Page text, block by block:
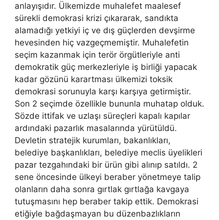
anlayışıdır. Ülkemizde muhalefet maalesef
sürekli demokrasi krizi çıkararak, sandıkta
alamadığı yetkiyi iç ve dış güçlerden devşirme
hevesinden hiç vazgeçmemiştir. Muhalefetin
seçim kazanmak için terör örgütleriyle anti
demokratik güç merkezleriyle iş birliği yapacak
kadar gözünü karartması ülkemizi toksik
demokrasi sorunuyla karşı karşıya getirmiştir.
Son 2 seçimde özellikle bununla muhatap olduk.
Sözde ittifak ve uzlaşı süreçleri kapalı kapılar
ardındaki pazarlık masalarında yürütüldü.
Devletin stratejik kurumları, bakanlıkları,
belediye başkanlıkları, belediye meclis üyelikleri
pazar tezgahındaki bir ürün gibi alınıp satıldı. 2
sene öncesinde ülkeyi beraber yönetmeye talip
olanların daha sonra gırtlak gırtlağa kavgaya
tutuşmasını hep beraber takip ettik. Demokrasi
etiğiyle bağdaşmayan bu düzenbazlıkların